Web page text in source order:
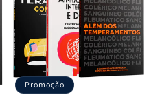
Guerra
Livro
+
Devocional
Guerra
|
Livro
+
Devocional
Promoção